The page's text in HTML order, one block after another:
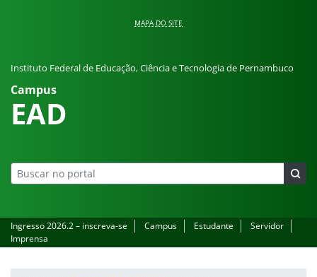
MAPA DO SITE
Instituto Federal de Educação, Ciência e Tecnologia de Pernambuco
Campus
EAD
Ingresso 2026.2 – inscreva-se Campus Estudante
Servidor
Imprensa